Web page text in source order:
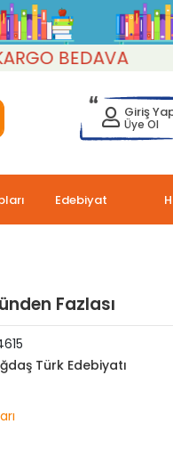
BEDAVA
Giriş
Üye Ol
Edebiyat
Fazlası
Türk Edebiyatı